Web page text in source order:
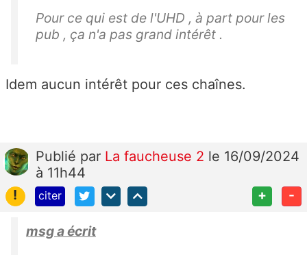
Pour ce qui est de l'UHD , à part pour les
pub , ça n'a pas grand intérêt .
Idem aucun intérêt pour ces chaînes.
Publié par La faucheuse 2 le 16/09/2024
à 11h44
!
citer + -
msg a écrit